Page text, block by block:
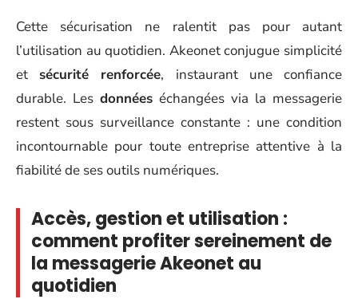
Cette sécurisation ne ralentit pas pour autant
l’utilisation au quotidien. Akeonet conjugue simplicité
et sécurité renforcée, instaurant une confiance
durable. Les données échangées via la messagerie
restent sous surveillance constante : une condition
incontournable pour toute entreprise attentive à la
fiabilité de ses outils numériques.
Accès, gestion et utilisation :
comment profiter sereinement de
la messagerie Akeonet au
quotidien